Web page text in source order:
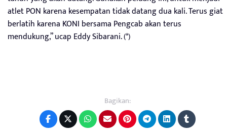
atlet PON karena kesempatan tidak datang dua kali. Terus giat
berlatih karena KONI bersama Pengcab akan terus
mendukung,” ucap Eddy Sibarani. (*)
Bagikan: